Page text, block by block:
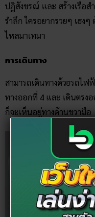
ปฏิสังขรณ์ และ สร้างเรือส
รำลึก ใครอยากรวยๆ เฮงๆ
ไหลมาเทมา
การเดินทาง
สามารถเดินทางด้วยรถไ
ทางออกที่ 4 และ เดินตรง
ก็จะเห็นอยู่ทางด้านขวามือ